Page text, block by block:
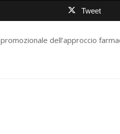
Tweet
dell’approccio